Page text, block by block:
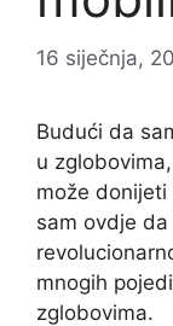
16 siječnja,
Budući da
u
može
sam ovdje
mnogih
zglobovima.